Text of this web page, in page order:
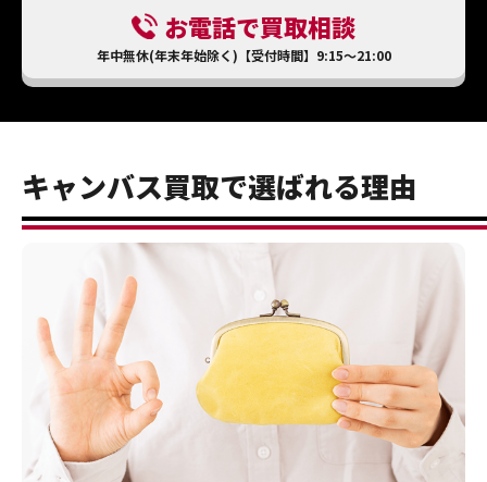
お電話で買取相談
年中無休(年末年始除く)【受付時間】9:15～21:00
キャンバス買取で選ばれる理由